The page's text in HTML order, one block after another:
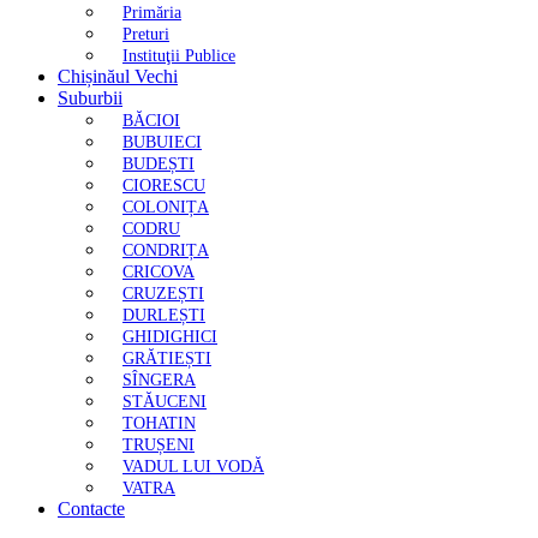
Primăria
Preturi
Instituţii Publice
Chișinăul Vechi
Suburbii
BĂCIOI
BUBUIECI
BUDEȘTI
CIORESCU
COLONIȚA
CODRU
CONDRIȚA
CRICOVA
CRUZEȘTI
DURLEȘTI
GHIDIGHICI
GRĂTIEȘTI
SÎNGERA
STĂUCENI
TOHATIN
TRUȘENI
VADUL LUI VODĂ
VATRA
Contacte